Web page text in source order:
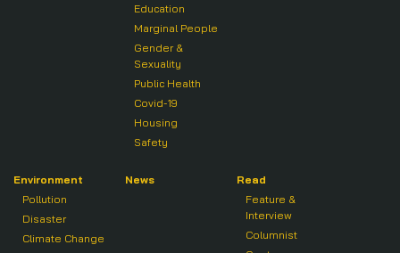
Education
Marginal People
Gender &
Sexuality
Public Health
Covid-19
Housing
Safety
Environment
Pollution
Disaster
Climate Change
News
Read
Feature &
Interview
Columnist